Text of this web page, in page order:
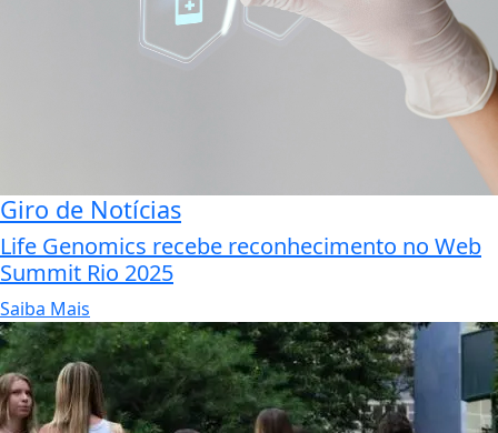
Giro de Notícias
Life Genomics recebe reconhecimento no Web
Summit Rio 2025
Saiba Mais